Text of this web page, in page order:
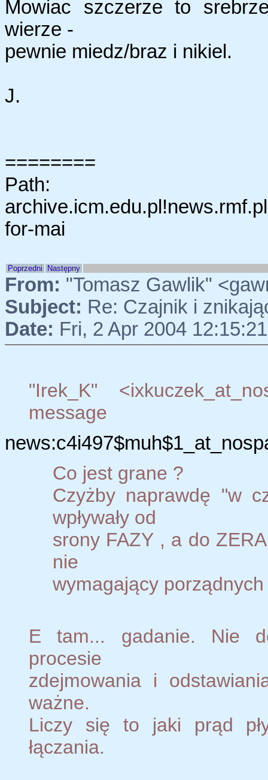
Mowiac szczerze to
wierze -
pewnie miedz/braz i nikiel.
J.
========
for-mai
Poprzedni Następny
From: "Tomasz Gawlik"
Subject: Re: Czajnik i
Date: Fri, 2 Apr 2004
"Irek_K"
message
Co jest grane ?
Czyżby naprawdę "w
wpływały od
srony FAZY , a do
nie
wymagający
E tam... gadanie. Nie
procesie
zdejmowania i
ważne.
Liczy się to jaki prąd
łączania.